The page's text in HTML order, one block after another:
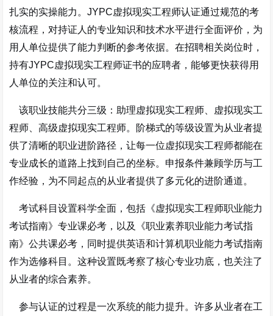
扎实的实操能力。JYPC虚拟现实工程师认证通过规范的考
核流程，对持证人的专业知识和技术水平进行全面评价，为
用人单位提供了能力判断的参考依据。在招聘相关岗位时，
持有JYPC虚拟现实工程师证书的应聘者，能够更快获得用
人单位的关注和认可。
该职业技能共分三级：助理虚拟现实工程师、虚拟现实工
程师、高级虚拟现实工程师。阶梯式的等级设置为从业者提
供了清晰的职业进阶路径，让每一位虚拟现实工程师都能在
专业成长的道路上找到自己的坐标。申报条件兼顾学历与工
作经验，为不同起点的从业者提供了多元化的进阶通道。
考试科目设置科学全面，包括《虚拟现实工程师职业能力
考试指南》专业课必考，以及《职业素养职业能力考试指
南》公共课必考，同时提供英语和计算机职业能力考试指南
作为选修科目 。这种设置既考察了核心专业功底，也关注了
从业者的综合素养。
参与认证的过程是一次系统的能力提升。许多从业者在工